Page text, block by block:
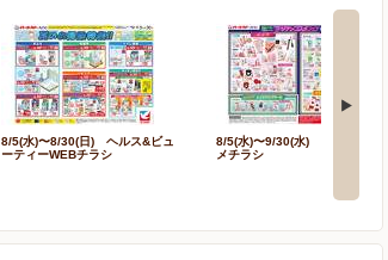
8/5(水)〜8/30(日) ヘルス&ビュ
ーティーWEBチラシ
8/5(水)〜9/30(水) アジアンコス
メチラシ